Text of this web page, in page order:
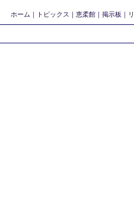
ホーム ｜ トピックス ｜ 恵柔館 ｜ 掲示板 ｜